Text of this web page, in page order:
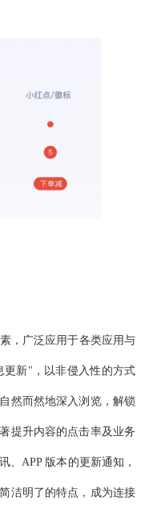
，广泛应用于各类应用与
新"，以非侵入性的方式
然而然地深入浏览，解锁
提升内容的点击率及业务
、APP 版本的更新通知，
洁明了的特点，成为连接